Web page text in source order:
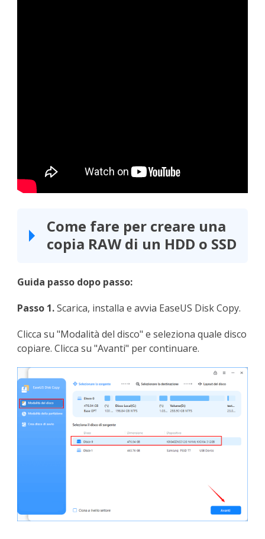
Come fare per creare una
copia RAW di un HDD o SSD
Guida passo dopo passo:
Passo 1.Scarica, installa e avvia EaseUS Disk Copy.
Clicca su "Modalità del disco" e seleziona quale disco
copiare. Clicca su "Avanti" per continuare.